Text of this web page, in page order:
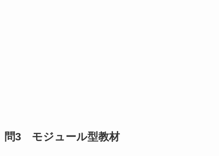
問3 モジュール型教材